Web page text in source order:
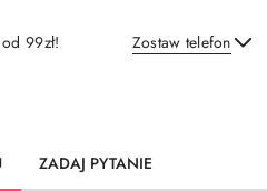
99zł! Zostaw telefon
ZADAJ PYTANIE